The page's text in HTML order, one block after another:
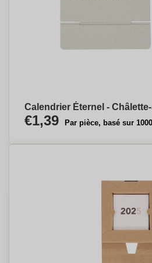
Calendrier Éternel -
€1,39 Par pièce, basé sur